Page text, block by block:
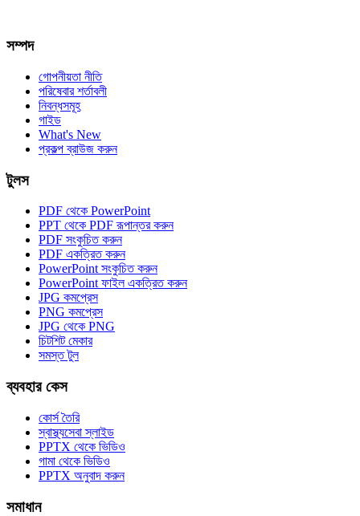
সম্পদ
গোপনীয়তা নীতি
পরিষেবার শর্তাবলী
নিবন্ধসমূহ
গাইড
What's New
প্রকল্প ব্রাউজ করুন
টুলস
PDF থেকে PowerPoint
PPT থেকে PDF রূপান্তর করুন
PDF সংকুচিত করুন
PDF একত্রিত করুন
PowerPoint সংকুচিত করুন
PowerPoint ফাইল একত্রিত করুন
JPG কমপ্রেস
PNG কমপ্রেস
JPG থেকে PNG
চিটশিট মেকার
সমস্ত টুল
ব্যবহার কেস
কোর্স তৈরি
স্বাস্থ্যসেবা স্লাইড
PPTX থেকে ভিডিও
গামা থেকে ভিডিও
PPTX অনুবাদ করুন
সমাধান